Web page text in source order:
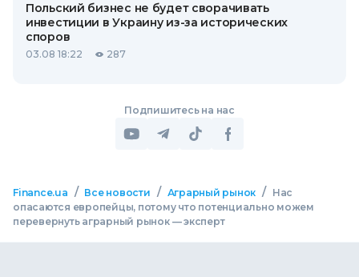
Польский бизнес не будет сворачивать
инвестиции в Украину из-за исторических
споров
03.08 18:22 287
Подпишитесь на нас
Finance.ua / Все новости / Аграрный рынок /
Нас
опасаются европейцы, потому что потенциально можем
перевернуть аграрный рынок — эксперт